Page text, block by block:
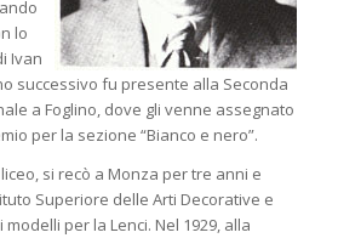
lo
Ivan
successivo fu presente alla Seconda
a Foglino, dove gli venne assegnato
per la sezione “Bianco e nero”.
si recò a Monza per tre anni e
Superiore delle Arti Decorative e
per la Lenci. Nel 1929, alla